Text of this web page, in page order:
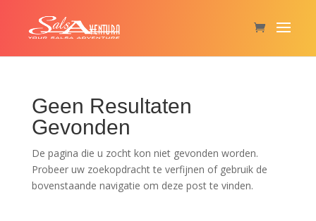
Geen Resultaten
Gevonden
De pagina die u zocht kon niet gevonden worden.
Probeer uw zoekopdracht te verfijnen of gebruik de
bovenstaande navigatie om deze post te vinden.